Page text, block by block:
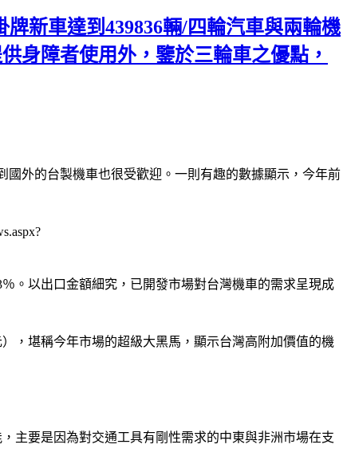
新車達到439836輛/四輪汽車與兩輪機
身障者使用外，鑒於三輪車之優點，
外的台製機車也很受歡迎。一則有趣的數據顯示，今年前
。以出口金額細究，已開發市場對台灣機車的需求呈現成
，堪稱今年市場的超級大黑馬，顯示台灣高附加價值的機
主要是因為對交通工具有剛性需求的中東與非洲市場在支